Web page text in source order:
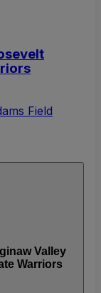
Field
Valley
Warriors